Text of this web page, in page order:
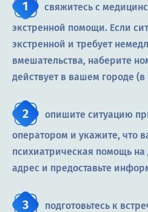
свяжитесь с
экстренной помощи. Если
экстренной и требует
вмешательства, наберите
действует в вашем городе
опишите ситуацию
оператором и укажите, что
психиатрическая помощь на
адрес и предоставьте
подготовьтесь к